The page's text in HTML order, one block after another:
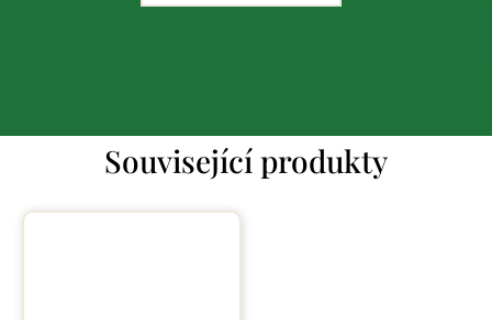
Související produkty